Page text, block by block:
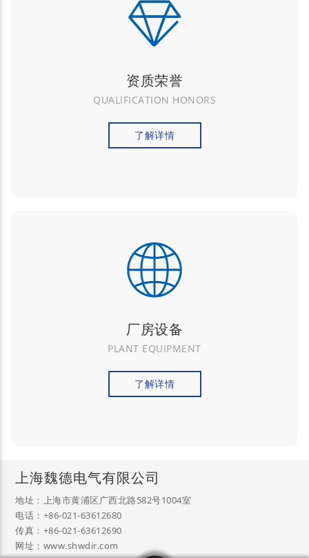
资质荣誉
QUALIFICATION HONORS
了解详情
厂房设备
PLANT EQUIPMENT
了解详情
上海魏德电气有限公司
地址：上海市黄浦区广西北路582号1004室
电话：+86-021-63612680
传真：+86-021-63612690
网址：www.shwdir.com